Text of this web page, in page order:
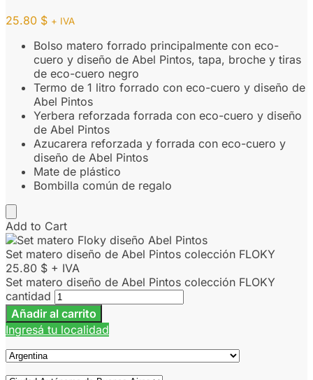
25.80 $ + IVA
Bolso matero forrado principalmente con eco-
cuero y diseño de Abel Pintos, tapa, broche y tiras
de eco-cuero negro
Termo de 1 litro forrado con eco-cuero y diseño de
Abel Pintos
Yerbera reforzada forrada con eco-cuero y diseño
de Abel Pintos
Azucarera reforzada y forrada con eco-cuero y
diseño de Abel Pintos
Mate de plástico
Bombilla común de regalo
Add to Cart
Set matero diseño de Abel Pintos colección FLOKY
25.80 $ + IVA
Set matero diseño de Abel Pintos colección FLOKY
cantidad
Añadir al carrito
Ingresá tu localidad